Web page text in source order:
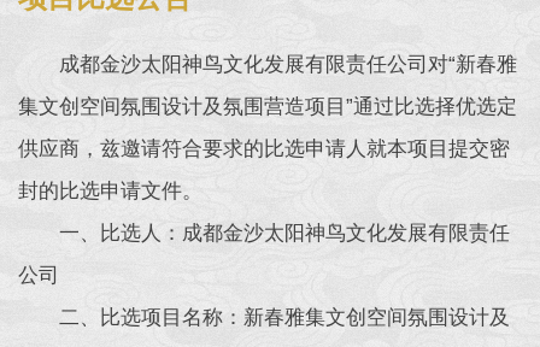
成都金沙太阳神鸟文化发展有限责任公司对“新春雅
集文创空间氛围设计及氛围营造项目”通过比选择优选定
供应商，兹邀请符合要求的比选申请人就本项目提交密
封的比选申请文件。
一、比选人：成都金沙太阳神鸟文化发展有限责任
公司
二、比选项目名称：新春雅集文创空间氛围设计及